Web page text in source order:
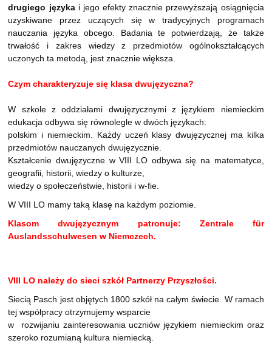
drugiego języka i jego efekty znacznie przewyższają osiągnięcia
uzyskiwane przez uczących się w tradycyjnych programach
nauczania języka obcego. Badania te potwierdzają, że także
trwałość i zakres wiedzy z przedmiotów ogólnokształcących
uczonych ta metodą, jest znacznie większa.
Czym charakteryzuje się klasa dwujęzyczna?
W szkole z oddziałami dwujęzycznymi z językiem niemieckim
edukacja odbywa się równolegle w dwóch językach:
polskim i niemieckim. Każdy uczeń klasy dwujęzycznej ma kilka
przedmiotów nauczanych dwujęzycznie.
Kształcenie dwujęzyczne w VIII LO odbywa się na matematyce,
geografii, historii, wiedzy o kulturze,
wiedzy o społeczeństwie, historii i w-fie.
W VIII LO mamy taką klasę na każdym poziomie.
Klasom dwujęzycznym patronuje: Zentrale für
Auslandsschulwesen w Niemczech.
VIII LO należy do sieci szkół Partnerzy Przyszłości.
Siecią Pasch jest objętych 1800 szkół na całym świecie. W ramach
tej współpracy otrzymujemy wsparcie
w rozwijaniu zainteresowania uczniów językiem niemieckim oraz
szeroko rozumianą kultura niemiecką.